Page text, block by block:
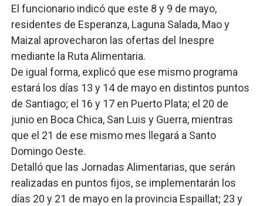
El funcionario indicó que este 8 y 9 de mayo,
residentes de Esperanza, Laguna Salada, Mao y
Maizal aprovecharon las ofertas del Inespre
mediante la Ruta Alimentaria.
De igual forma, explicó que ese mismo programa
estará los días 13 y 14 de mayo en distintos puntos
de Santiago; el 16 y 17 en Puerto Plata; el 20 de
junio en Boca Chica, San Luis y Guerra, mientras
que el 21 de ese mismo mes llegará a Santo
Domingo Oeste.
Detalló que las Jornadas Alimentarias, que serán
realizadas en puntos fijos, se implementarán los
días 20 y 21 de mayo en la provincia Espaillat; 23 y